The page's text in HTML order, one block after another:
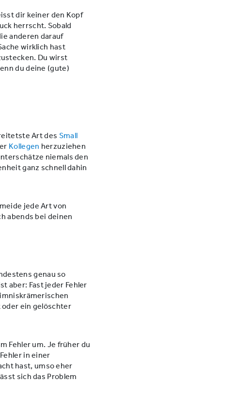
dir keiner den Kopf
herrscht. Sobald
anderen darauf
wirklich hast
Du wirst
du deine (gute)
Art des Small
Kollegen herzuziehen
niemals den
ganz schnell dahin
jede Art von
abends bei deinen
genau so
aber: Fast jeder Fehler
ein gelöschter
Fehler um. Je früher du
in einer
hast, umso eher
sich das Problem